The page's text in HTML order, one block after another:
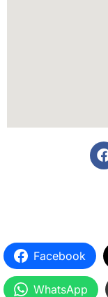
Facebook
WhatsApp